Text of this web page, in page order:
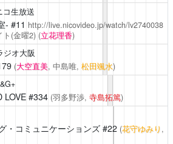
コ生放送
- #11 http://live.nicovideo.jp/watch/lv2740038
(金曜2) (立花理香)
ジオ大阪
(大空直美, 中島唯, 松田颯水)
LOVE#334 (羽多野渉, 寺島拓篤)
・コミュニケーションズ#22 (花守ゆみり ,